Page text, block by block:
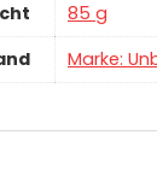
‎85 g
Marke: